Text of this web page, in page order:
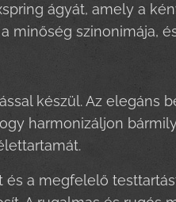
ágyát, amely a
minőség szinonimája,
készül. Az elegáns
harmonizáljon
a megfelelő